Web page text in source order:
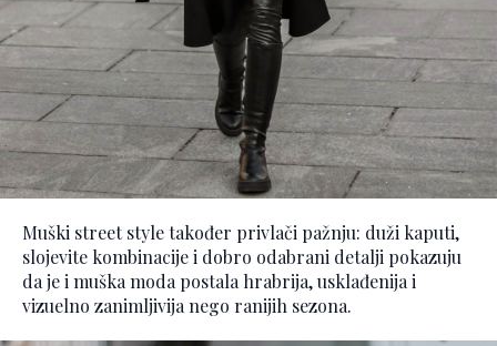
Muški street style također privlači pažnju: duži kaputi,
slojevite kombinacije i dobro odabrani detalji pokazuju
da je i muška moda postala hrabrija, usklađenija i
vizuelno zanimljivija nego ranijih sezona.